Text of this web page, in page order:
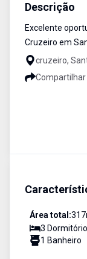
Descrição
Excelente
Cruzeiro em
cruzeiro,
Compartilhar
Área total:317
3 Dormitório
1 Banheiro